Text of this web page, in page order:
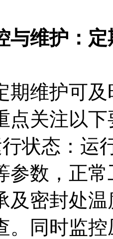
与维护：
期维护可
点关注以下
状态：运
参数，正
及密封处
。同时监